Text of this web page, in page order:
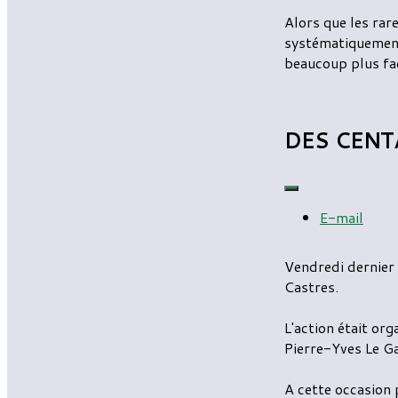
Alors que les
beaucoup plus
DES
E-mail
Vendredi
Castres.
L'action était
Pierre-Yves Le
A cette occasion